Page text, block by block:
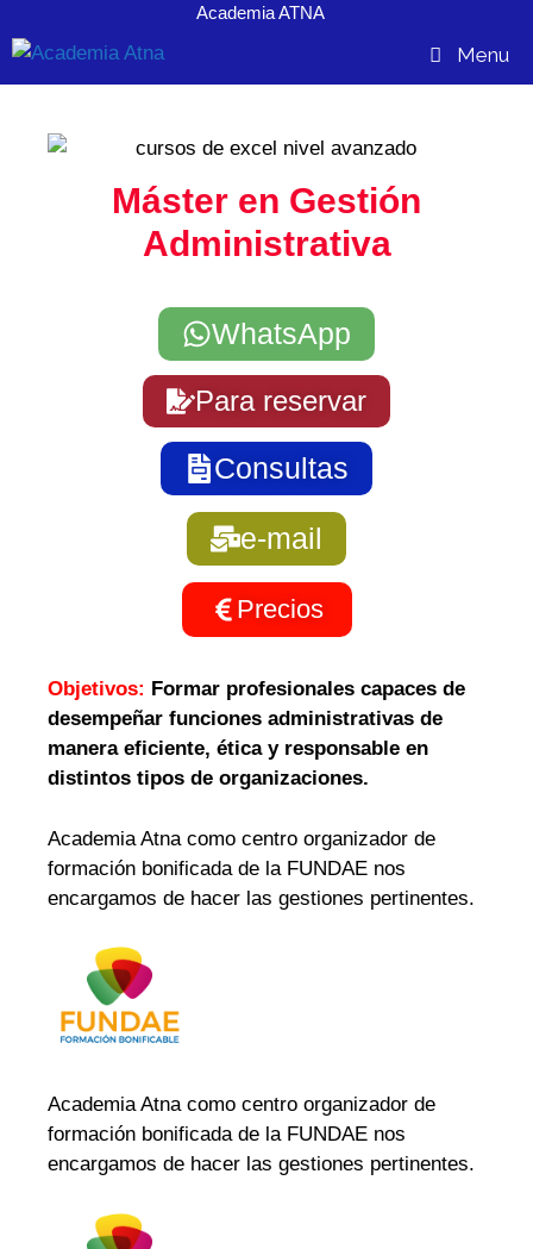
Academia ATNA
Menu
Máster en Gestión
Administrativa
WhatsApp
Para reservar
Consultas
e-mail
Precios
Objetivos: Formar profesionales capaces de
desempeñar funciones administrativas de
manera eficiente, ética y responsable en
distintos tipos de organizaciones.
Academia Atna como centro organizador de
formación bonificada de la FUNDAE nos
encargamos de hacer las gestiones pertinentes.
Academia Atna como centro organizador de
formación bonificada de la FUNDAE nos
encargamos de hacer las gestiones pertinentes.